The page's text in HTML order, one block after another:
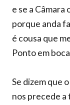
e se a Câmara
porque anda
é cousa que
Ponto em
Se dizem que
nos precede a